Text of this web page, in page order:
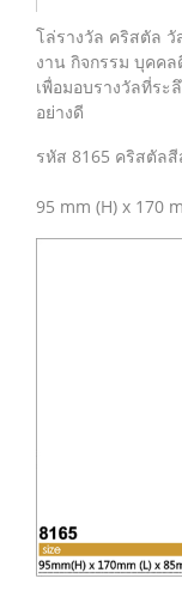
โล่รางวัล คริสตัล
งาน กิจกรรม บุคค
เพื่อมอบรางวัลที่ร
อย่างดี
รหัส 8165 คริสตัล
95 mm (H) x 170